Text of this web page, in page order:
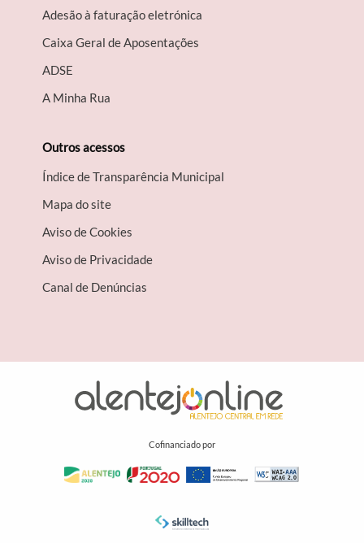
Adesão à faturação eletrónica
Caixa Geral de Aposentações
A​DSE
A Minha Rua
Outros acessos
Índice de Transparência Municipal
Mapa do site
Aviso de Cookies
Aviso de Privacidade
Canal de Denúncias
Cofinanciado por